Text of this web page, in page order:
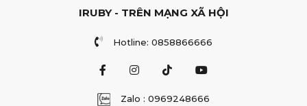
IRUBY - TRÊN MẠNG XÃ HỘI
Hotline: 0858866666
Zalo : 0969248666